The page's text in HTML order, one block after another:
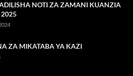
NOTI ZA ZAMANI KUANZIA
ZA MIKATABA YA KAZI